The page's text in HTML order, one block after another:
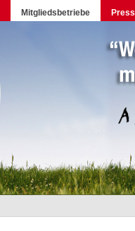
Mitgliedsbetriebe